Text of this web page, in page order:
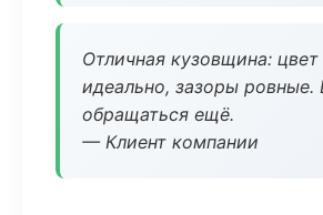
Отличная кузовщина: цвет
идеально, зазоры ровные.
обращаться ещё.
— Клиент компании